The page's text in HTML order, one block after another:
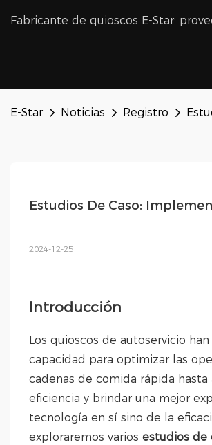
Fabricante de quioscos E-Star:
E-Star Noticias Registro
Estudios De Caso:
2024-12-25
Introducción
Los quioscos de autoservicio
capacidad para optimizar las
cadenas de comida rápida
eficiencia y brindar una mejor
tecnología en sí sino de la
exploraremos varios estudios de